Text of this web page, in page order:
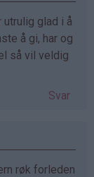
glad i å
å gi, har og
så vil veldig
Svar
røk forleden